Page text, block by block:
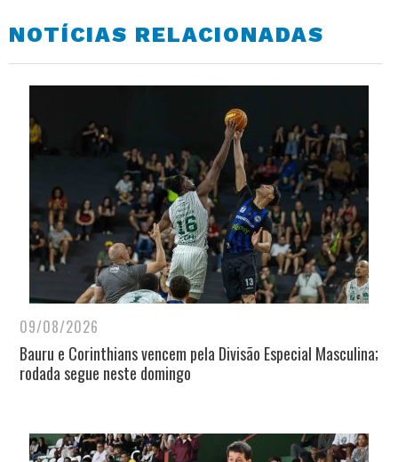
NOTÍCIAS RELACIONADAS
09/08/2026
Bauru e Corinthians vencem pela Divisão Especial Masculina;
rodada segue neste domingo